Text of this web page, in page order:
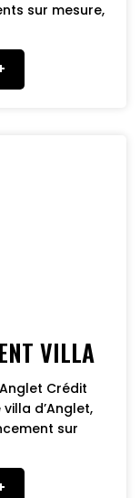
sur mesure,
VILLA
Anglet Crédit
d’Anglet,
sur